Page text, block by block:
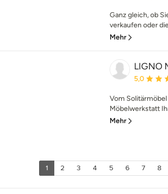
Ganz gleich, ob
verkaufen oder
Mehr
LIGNO
5,0
Vom
Möbelwerkstatt
Mehr
1 2 3 4 5 6 7 8